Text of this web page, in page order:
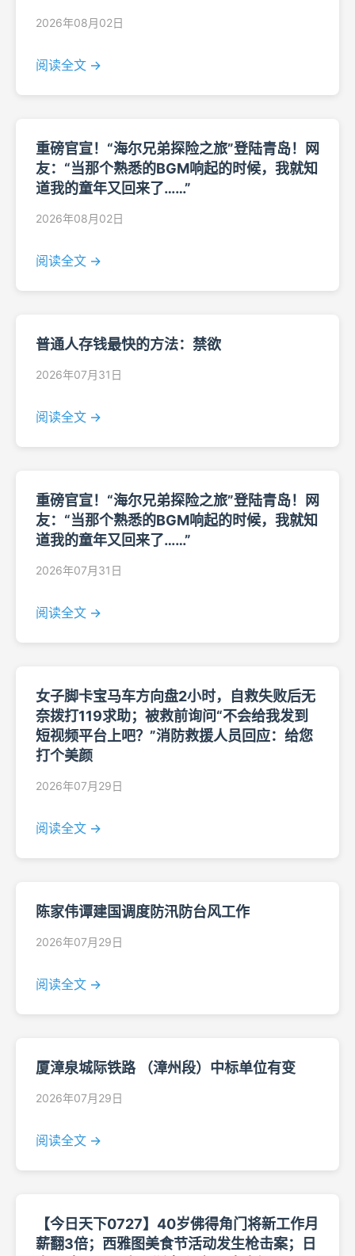
2026年08月02日
阅读全文 →
重磅官宣！“海尔兄弟探险之旅”登陆青岛！网
友：“当那个熟悉的BGM响起的时候，我就知
道我的童年又回来了……”
2026年08月02日
阅读全文 →
普通人存钱最快的方法：禁欲
2026年07月31日
阅读全文 →
重磅官宣！“海尔兄弟探险之旅”登陆青岛！网
友：“当那个熟悉的BGM响起的时候，我就知
道我的童年又回来了……”
2026年07月31日
阅读全文 →
女子脚卡宝马车方向盘2小时，自救失败后无
奈拨打119求助；被救前询问“不会给我发到
短视频平台上吧？”消防救援人员回应：给您
打个美颜
2026年07月29日
阅读全文 →
陈家伟谭建国调度防汛防台风工作
2026年07月29日
阅读全文 →
厦漳泉城际铁路 （漳州段）中标单位有变
2026年07月29日
阅读全文 →
【今日天下0727】40岁佛得角门将新工作月
薪翻3倍；西雅图美食节活动发生枪击案；日